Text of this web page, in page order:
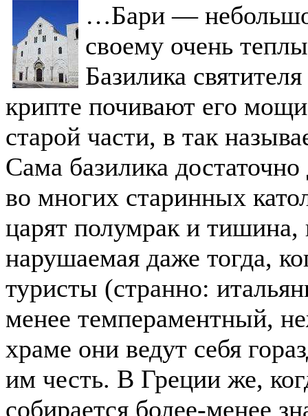
…Бари —
своему очень
Базилика
крипте почивают его
старой части, в так
Сама базилика
во многих старинных
царят полумрак и тишина,
нарушаемая даже тогда,
туристы (странно:
менее темпераментный,
храме они ведут себя
им честь. В Греции же,
собирается более-менее